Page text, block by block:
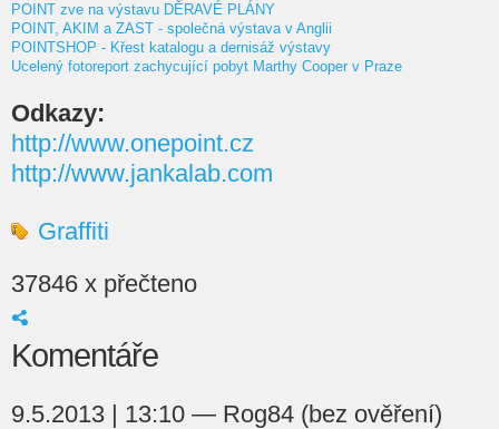
POINT zve na výstavu DĚRAVÉ PLÁNY
POINT, AKIM a ZAST - společná výstava v Anglii
POINTSHOP - Křest katalogu a dernisáž výstavy
Ucelený fotoreport zachycující pobyt Marthy Cooper v Praze
Odkazy:
http://www.onepoint.cz
http://www.jankalab.com
Graffiti
37846 x přečteno
Komentáře
9.5.2013 | 13:10 — Rog84 (bez ověření)